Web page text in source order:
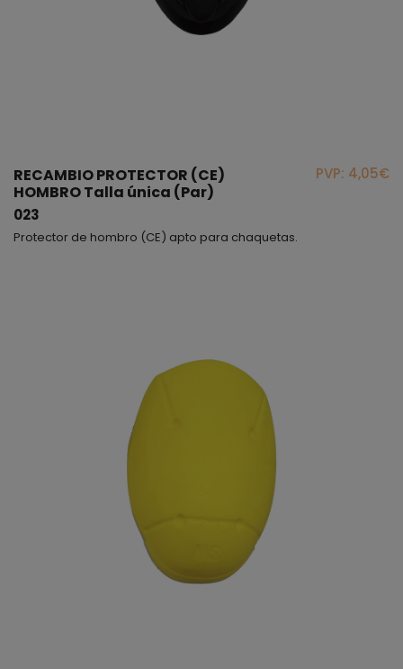
RECAMBIO PROTECTOR (CE)
HOMBRO Talla única (Par)
023
PVP: 4,05€
Protector de hombro (CE) apto para chaquetas.